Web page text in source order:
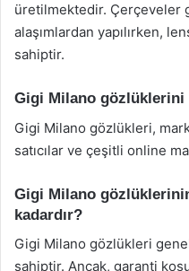
üretilmektedir. Çerçeveler
alaşımlardan yapılırken,
sahiptir.
Gigi Milano gözlüklerini
Gigi Milano gözlükleri,
satıcılar ve çeşitli online
Gigi Milano
kadardır?
Gigi Milano gözlükleri
sahiptir. Ancak, garanti